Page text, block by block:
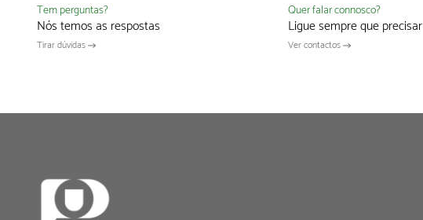
Tem perguntas?
Nós temos as respostas
Tirar dúvidas
Quer falar connosco?
Ligue sempre que precisar
Ver contactos